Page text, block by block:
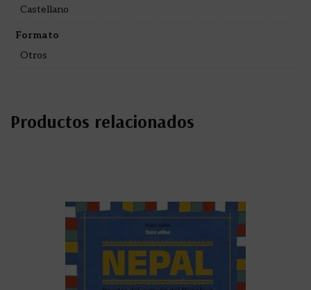
Castellano
Formato
Otros
Productos relacionados